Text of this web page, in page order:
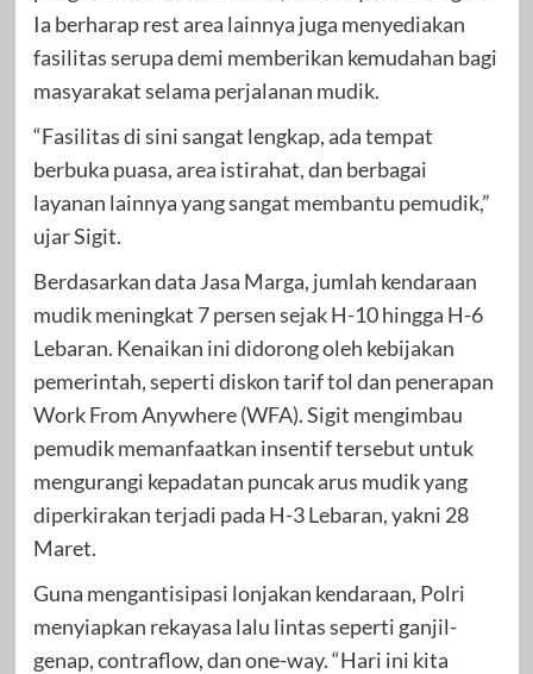
Ia berharap rest area lainnya juga menyediakan
fasilitas serupa demi memberikan kemudahan bagi
masyarakat selama perjalanan mudik.
“Fasilitas di sini sangat lengkap, ada tempat
berbuka puasa, area istirahat, dan berbagai
layanan lainnya yang sangat membantu pemudik,”
ujar Sigit.
Berdasarkan data Jasa Marga, jumlah kendaraan
mudik meningkat 7 persen sejak H-10 hingga H-6
Lebaran. Kenaikan ini didorong oleh kebijakan
pemerintah, seperti diskon tarif tol dan penerapan
Work From Anywhere (WFA). Sigit mengimbau
pemudik memanfaatkan insentif tersebut untuk
mengurangi kepadatan puncak arus mudik yang
diperkirakan terjadi pada H-3 Lebaran, yakni 28
Maret.
Guna mengantisipasi lonjakan kendaraan, Polri
menyiapkan rekayasa lalu lintas seperti ganjil-
genap, contraflow, dan one-way. “Hari ini kita